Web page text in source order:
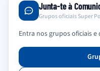
Junta-te à
Grupos oficiais Super
Entra nos grupos oficiais